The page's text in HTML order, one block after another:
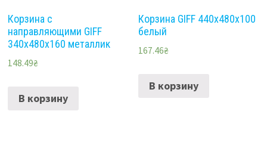
Корзина с
направляющими GIFF
340х480х160 металлик
148.49₴
В корзину
Корзина GIFF 440х480х100
белый
167.46₴
В корзину